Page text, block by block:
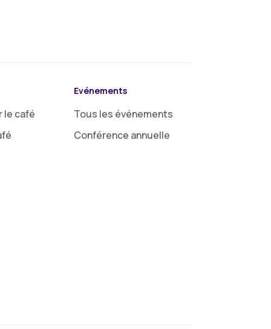
le café
Evénements
Tous les événements
Conférence annuelle